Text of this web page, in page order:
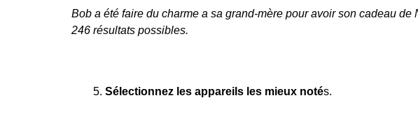
Bob a été faire du charme a sa grand-mère pour avoir son cadeau
246 résultats possibles.
Sélectionnez les appareils les mieux notés.